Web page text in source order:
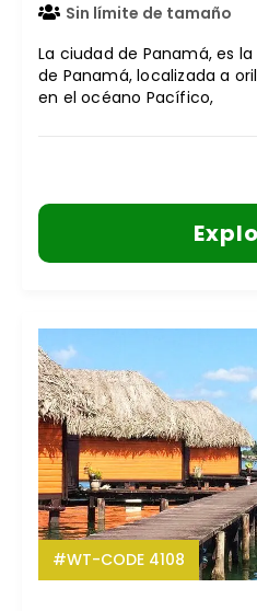
Sin límite de tamaño
La ciudad de Panamá, es
de Panamá, localizada a
en el océano Pacífico,
#WT-CODE 4108